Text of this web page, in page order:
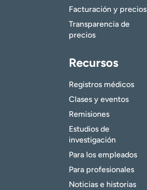
Facturación y precios
Transparencia de
precios
Recursos
Registros médicos
Clases y eventos
Remisiones
Estudios de
investigación
Para los empleados
Para profesionales
Noticias e historias